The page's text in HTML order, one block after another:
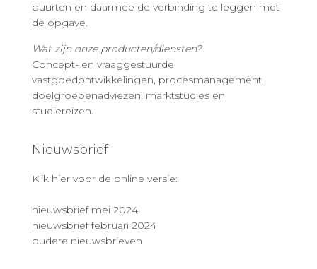
buurten en daarmee de verbinding te leggen met
de opgave.
Wat zijn onze producten/diensten?
Concept- en vraaggestuurde
vastgoedontwikkelingen, procesmanagement,
doelgroepenadviezen, marktstudies en
studiereizen.
Nieuwsbrief
Klik hier voor de online versie:
nieuwsbrief mei 2024
nieuwsbrief februari 2024
oudere nieuwsbrieven